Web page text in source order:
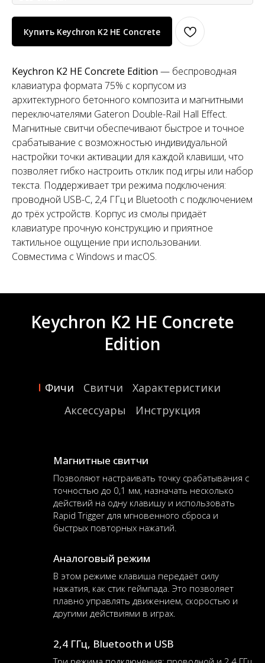
Купить Keychron K2 HE Concrete
Keychron K2 HE Concrete Edition — беспроводная
клавиатура формата 75% с корпусом из
архитектурного бетонного композита и магнитными
переключателями Gateron Double-Rail Hall Effect.
Магнитные свитчи обеспечивают быстрое и точное
срабатывание с возможностью индивидуальной
настройки точки активации для каждой клавиши, что
позволяет гибко настроить отклик под игры или набор
текста. Поддерживает три режима подключения:
проводной USB-C, 2,4 ГГц и Bluetooth с подключением
до трёх устройств. Корпус из смолы придаёт
клавиатуре прочную конструкцию и приятное
тактильное ощущение при использовании.
Совместима с Windows и macOS.
Keychron K2 HE Concrete
Edition
Фичи Свитчи
Характеристики
Аксессуары
Инструкция
Магнитные свитчи
Позволяют настраивать точку срабатывания с
точностью до 0,1 мм, назначать несколько
действий на одну клавишу и использовать
Rapid Trigger для мгновенного сброса и
быстрых повторных нажатий.
Аналоговый режим
В этом режиме клавиша передаёт силу
нажатия, как стик геймпада. Это позволяет
плавно управлять движением, скоростью и
другими действиями в играх.
2,4 ГГц, Bluetooth и USB